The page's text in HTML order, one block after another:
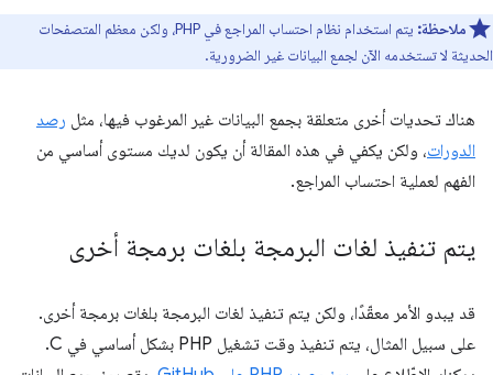
ملاحظة:
يتم استخدام نظام احتساب المراجع في PHP، ولكن معظم المتصفحات
الحديثة لا تستخدمه الآن لجمع البيانات غير الضرورية.
هناك تحديات أخرى متعلقة بجمع البيانات غير المرغوب فيها، مثل رصد
الدورات، ولكن يكفي في هذه المقالة أن يكون لديك مستوى أساسي من
الفهم لعملية احتساب المراجع.
يتم تنفيذ لغات البرمجة بلغات برمجة أخرى
قد يبدو الأمر معقّدًا، ولكن يتم تنفيذ لغات البرمجة بلغات برمجة أخرى.
على سبيل المثال، يتم تنفيذ وقت تشغيل PHP بشكل أساسي في C.